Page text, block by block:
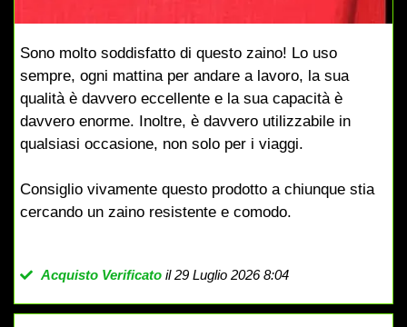
Sono molto soddisfatto di questo zaino! Lo uso
sempre, ogni mattina per andare a lavoro, la sua
qualità è davvero eccellente e la sua capacità è
davvero enorme. Inoltre, è davvero utilizzabile in
qualsiasi occasione, non solo per i viaggi.
Consiglio vivamente questo prodotto a chiunque stia
cercando un zaino resistente e comodo.
Acquisto Verificatoil 29 Luglio 2026 8:04